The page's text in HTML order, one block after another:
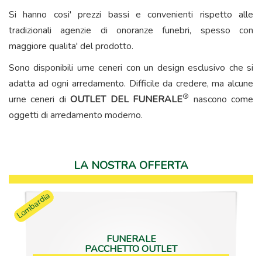
Si hanno cosi' prezzi bassi e convenienti rispetto alle
tradizionali agenzie di onoranze funebri, spesso con
maggiore qualita' del prodotto.
​Sono disponibili urne ceneri con un design esclusivo che si
adatta ad ogni arredamento. Difficile da credere, ma alcune
urne ceneri diOUTLET DEL FUNERALE® nascono come
oggetti di arredamento moderno.
LA NOSTRA OFFERTA
Lombardia
FUNERALE
PACCHETTO OUTLET